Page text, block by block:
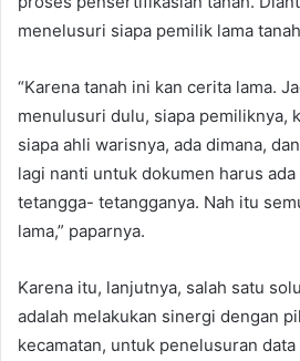
menelusuri siapa pemilik lama
“Karena tanah ini kan cerita lama.
menulusuri dulu, siapa pemiliknya,
siapa ahli warisnya, ada dimana,
lagi nanti untuk dokumen harus ada
tetangga- tetangganya. Nah itu
lama,” paparnya.
Karena itu, lanjutnya, salah satu
adalah melakukan sinergi dengan
kecamatan, untuk penelusuran